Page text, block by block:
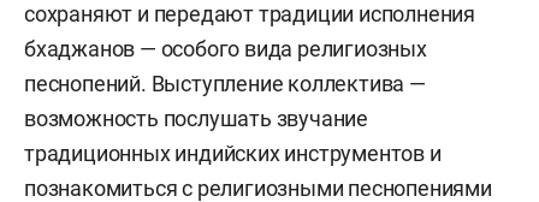
сохраняют и передают традиции исполнения
бхаджанов — особого вида религиозных
песнопений. Выступление коллектива —
возможность послушать звучание
традиционных индийских инструментов и
познакомиться с религиозными песнопениями